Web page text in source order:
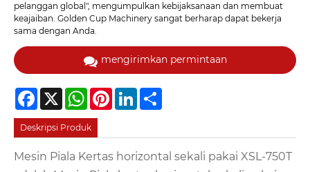
pelanggan global", mengumpulkan kebijaksanaan dan membuat
keajaiban. Golden Cup Machinery sangat berharap dapat bekerja
sama dengan Anda.
mengirimkan permintaan
Facebook
X WhatsAppPinterestLinkedIn
Deskripsi Produk
Mesin Piala Kertas horizontal sekali pakai XSL-750T